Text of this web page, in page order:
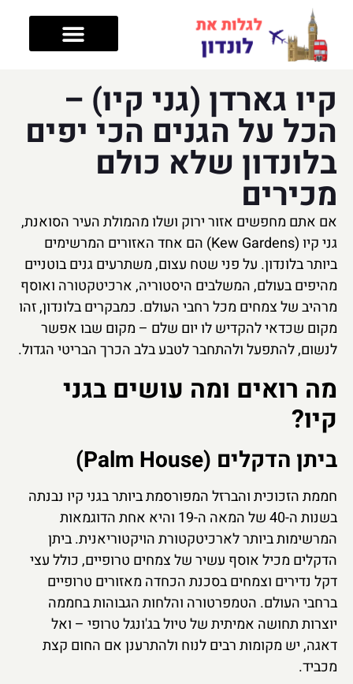
קיו גארדן (גני קיו) –
הכל על הגנים הכי יפים
בלונדון שלא כולם
מכירים
אם אתם מחפשים אזור ירוק ושלו מהמולת העיר הסואנת,
גני קיו (Kew Gardens) הם אחד האזורים המרשימים
ביותר בלונדון. על פני שטח עצום, משתרעים גנים בוטניים
מהיפים בעולם, המשלבים היסטוריה, ארכיטקטורה ואוסף
מרהיב של צמחים מכל רחבי העולם. כמבקרים בלונדון, זהו
מקום שכדאי להקדיש לו יום שלם – מקום שבו אפשר
לנשום, להתפעל ולהתחבר לטבע בלב הכרך הבריטי הגדול.
מה רואים ומה עושים בגני
קיו?
ביתן הדקלים (Palm House)
חממת הזכוכית והברזל המפורסמת ביותר בגני קיו נבנתה
בשנות ה-40 של המאה ה-19 והיא אחת הדוגמאות
המרשימות ביותר לארכיטקטורת הויקטוריאנית. ביתן
הדקלים מכיל אוסף עשיר של צמחים טרופיים, כולל עצי
דקל נדירים וצמחים בסכנת הכחדה מאזורים טרופיים
ברחבי העולם. הטמפרטורה והלחות הגבוהות בחממה
יוצרות תחושה אמיתית של טיול בג'ונגל טרופי – ואל
דאגה, יש מקומות רבים לנוח ולהתרענן אם החום קצת
מכביד.